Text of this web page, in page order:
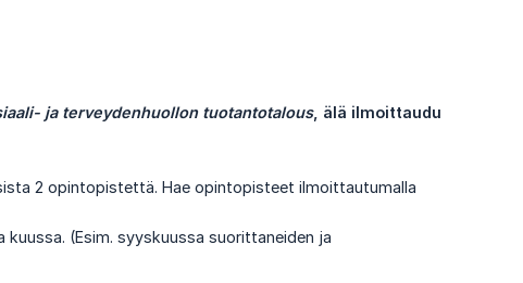
ja terveydenhuollon tuotantotalous, älä ilmoittaudu
2 opintopistettä. Hae opintopisteet ilmoittautumalla
(Esim. syyskuussa suorittaneiden ja